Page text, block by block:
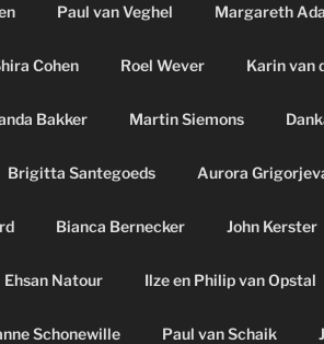
Paul van Veghel Margareth
Cohen Roel Wever Karin van
Bakker Martin Siemons
Brigitta Santegoeds Aurora
Bianca Bernecker John Kerster
Ehsan Natour Ilze en Philip van Opstal
Schonewille Paul van Schaik